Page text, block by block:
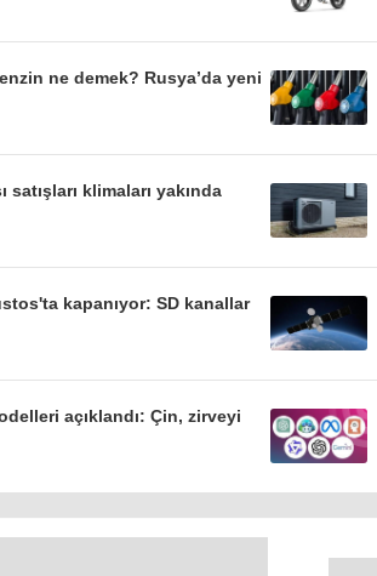
ne demek? Rusya’da yeni
satışları klimaları yakında
kapanıyor: SD kanallar
açıklandı: Çin, zirveyi